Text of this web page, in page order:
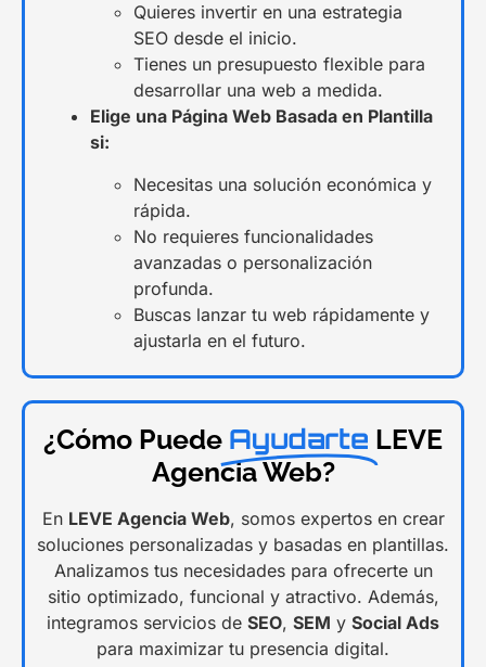
Quieres invertir en una estrategia
SEO desde el inicio.
Tienes un presupuesto flexible para
desarrollar una web a medida.
Elige una Página Web Basada en Plantilla
si:
Necesitas una solución económica y
rápida.
No requieres funcionalidades
avanzadas o personalización
profunda.
Buscas lanzar tu web rápidamente y
ajustarla en el futuro.
¿Cómo Puede Ayudarte LEVE
Agencia Web?
En LEVE Agencia Web, somos expertos en crear
soluciones personalizadas y basadas en plantillas.
Analizamos tus necesidades para ofrecerte un
sitio optimizado, funcional y atractivo. Además,
integramos servicios de SEO, SEM y Social Ads
para maximizar tu presencia digital.